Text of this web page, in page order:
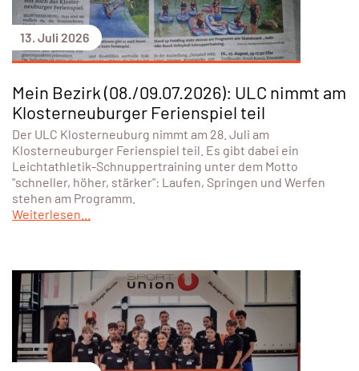
13. Juli 2026
Mein Bezirk (08./09.07.2026): ULC nimmt am
Klosterneuburger Ferienspiel teil
Der ULC Klosterneuburg nimmt am 28. Juli am
Klosterneuburger Ferienspiel teil. Es gibt dabei ein
Leichtathletik-Schnuppertraining unter dem Motto
"schneller, höher, stärker": Laufen, Springen und Werfen
stehen am Programm.
Weiterlesen...